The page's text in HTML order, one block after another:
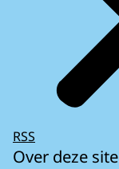
RSS
Over deze site